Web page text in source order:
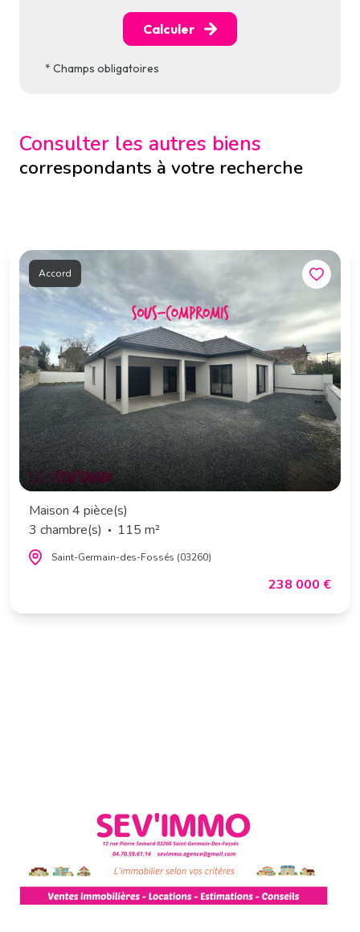
Calculer
* Champs obligatoires
Consulter les autres biens
correspondants à votre recherche
Accord
Maison 4 pièce(s)
3 chambre(s)
115 m²
Saint-Germain-des-Fossés (03260)
238 000 €